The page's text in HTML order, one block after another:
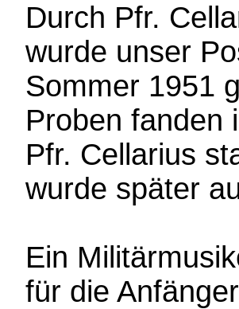
Durch Pfr.
wurde unser
Sommer 1951
Proben fanden
Pfr. Cellarius
wurde später
Ein
für die